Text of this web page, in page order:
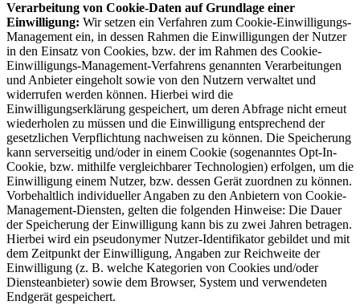
Verarbeitung von Cookie-Daten auf Grundlage einer
Einwilligung: Wir setzen ein Verfahren zum Cookie-Einwilligungs-
Management ein, in dessen Rahmen die Einwilligungen der Nutzer
in den Einsatz von Cookies, bzw. der im Rahmen des Cookie-
Einwilligungs-Management-Verfahrens genannten Verarbeitungen
und Anbieter eingeholt sowie von den Nutzern verwaltet und
widerrufen werden können. Hierbei wird die
Einwilligungserklärung gespeichert, um deren Abfrage nicht erneut
wiederholen zu müssen und die Einwilligung entsprechend der
gesetzlichen Verpflichtung nachweisen zu können. Die Speicherung
kann serverseitig und/oder in einem Cookie (sogenanntes Opt-In-
Cookie, bzw. mithilfe vergleichbarer Technologien) erfolgen, um die
Einwilligung einem Nutzer, bzw. dessen Gerät zuordnen zu können.
Vorbehaltlich individueller Angaben zu den Anbietern von Cookie-
Management-Diensten, gelten die folgenden Hinweise: Die Dauer
der Speicherung der Einwilligung kann bis zu zwei Jahren betragen.
Hierbei wird ein pseudonymer Nutzer-Identifikator gebildet und mit
dem Zeitpunkt der Einwilligung, Angaben zur Reichweite der
Einwilligung (z. B. welche Kategorien von Cookies und/oder
Diensteanbieter) sowie dem Browser, System und verwendeten
Endgerät gespeichert.